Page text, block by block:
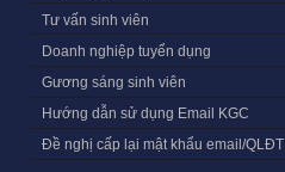
Tư vấn sinh viên
Doanh nghiệp tuyển dụng
Gương sáng sinh viên
Hướng dẫn sử dụng Email KGC
Đề nghị cấp lại mật khẩu email/QLĐT